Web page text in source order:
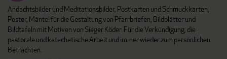
Andachtsbilder und Meditationsbilder, Postkarten und Schmuckkarten,
Poster, Mäntel für die Gestaltung von Pfarrbriefen, Bildblätter und
Bildtafeln mit Motiven von Sieger Köder. Für die Verkündigung, die
pastorale und katechetische Arbeit und immer wieder zum persönlichen
Betrachten.